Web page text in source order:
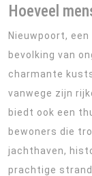
Hoeveel
Nieuwpoort,
bevolking van
charmante
vanwege zijn
biedt ook een
bewoners die
jachthaven,
prachtige